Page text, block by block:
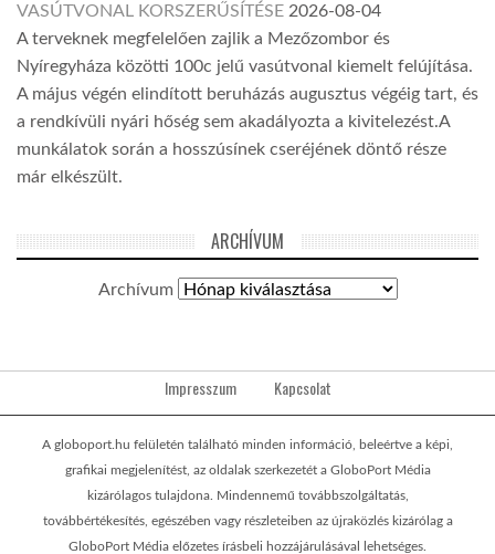
VASÚTVONAL KORSZERŰSÍTÉSE 2026-08-04
A terveknek megfelelően zajlik a Mezőzombor és
Nyíregyháza közötti 100c jelű vasútvonal kiemelt felújítása.
A május végén elindított beruházás augusztus végéig tart, és
a rendkívüli nyári hőség sem akadályozta a kivitelezést.A
munkálatok során a hosszúsínek cseréjének döntő része
már elkészült.
ARCHÍVUM
Archívum
Impresszum Kapcsolat
A globoport.hu felületén található minden információ, beleértve a képi,
grafikai megjelenítést, az oldalak szerkezetét a GloboPort Média
kizárólagos tulajdona. Mindennemű továbbszolgáltatás,
továbbértékesítés, egészében vagy részleteiben az újraközlés kizárólag a
GloboPort Média előzetes írásbeli hozzájárulásával lehetséges.